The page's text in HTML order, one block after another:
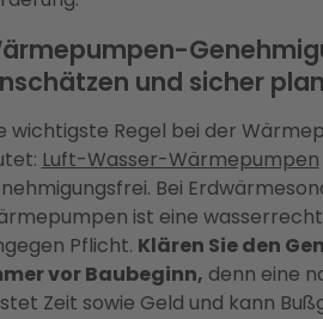
und sicher
wichtigste Regel bei der
Luft-Wasser-Wärmepumpen
Bei
ist eine
Pflicht. Klären Sie den
vor Baubeginn, denn eine
Zeit sowie Geld und kann